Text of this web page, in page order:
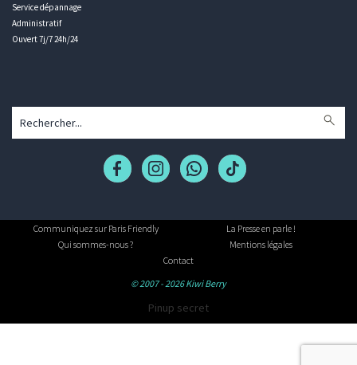
Service dépannage
Administratif
Ouvert 7j/7 24h/24
Communiquez sur Paris Friendly
La Presse en parle !
Qui sommes-nous ?
Mentions légales
Contact
© 2007 - 2026 Kiwi Berry
Pinup secret